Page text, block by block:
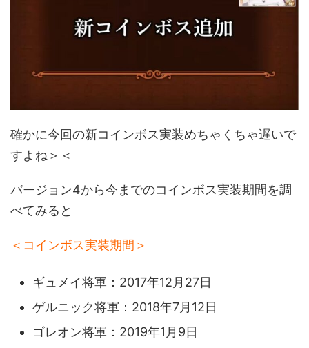
確かに今回の新コインボス実装めちゃくちゃ遅いで
すよね＞＜
バージョン4から今までのコインボス実装期間を調
べてみると
＜コインボス実装期間＞
ギュメイ将軍：2017年12月27日
ゲルニック将軍：2018年7月12日
ゴレオン将軍：2019年1月9日